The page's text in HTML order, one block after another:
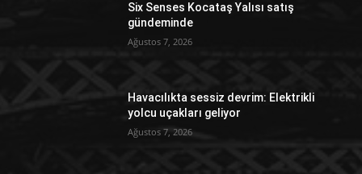
Six Senses Kocataş Yalısı satış
gündeminde
Ağustos 7, 2026
Havacılıkta sessiz devrim: Elektrikli
yolcu uçakları geliyor
Ağustos 7, 2026